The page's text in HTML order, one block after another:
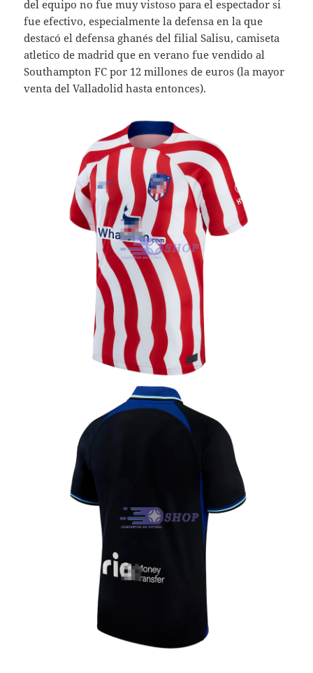
del equipo no fue muy vistoso para el espectador si
fue efectivo, especialmente la defensa en la que
destacó el defensa ghanés del filial Salisu, camiseta
atletico de madrid que en verano fue vendido al
Southampton FC por 12 millones de euros (la mayor
venta del Valladolid hasta entonces).